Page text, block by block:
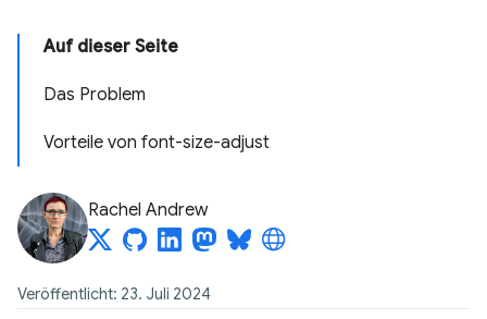
Auf dieser Seite
Das Problem
Vorteile von font-size-adjust
Rachel Andrew
Veröffentlicht: 23. Juli 2024